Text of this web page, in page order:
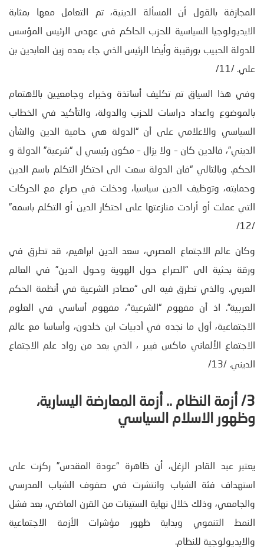
المجازفة بالقول أن المسألة الدينية، تم التعامل معها بمثابة
الايديولوجيا السياسية للحزب الحاكم في عهدي الرئيس المؤسس
للدولة الحبيب بورقيبة وأيضا الرئيس الذي جاء بعده زين العابدين بن
علي. /11/
وفي هذا السياق تم تكليف أساتذة وخبراء وجامعيين بالاهتمام
بالموضوع واعداد دراسات للحزب والدولة، والتأكيد في الخطاب
السياسي والاعلامي على أن “الدولة هي حامية الدين والشأن
الديني”، فالدين كان – ولا يزال – مكون رئيسي ل “شرعية” الدولة و
الحكم. وبالتالي “فان الدولة سعت الى احتكار التكلم باسم الدين
وحمايته، وتوظيف الدين سياسيا، ودخلت في صراع مع الحركات
التي عملت أو أرادت منازعتها على احتكار الدين أو التكلم باسمه”
/12/
وكان عالم الاجتماع المصري، سعد الدين ابراهيم، قد تطرق في
ورقة بحثية الى “الصراع حول الهوية وحول الدين” في العالم
العربي. والذي تطرق فيه الى “مصادر الشرعية في أنظمة الحكم
العربية”. اذ أن مفهوم “الشرعية”، مفهوم أساسي في العلوم
الاجتماعية، أول ما نجده في أدبيات ابن خلدون، وأساسا مع عالم
الاجتماع الألماني ماكس فيبر ، الذي يعد من رواد علم الاجتماع
الديني. /13/
3/ أزمة النظام .. أزمة المعارضة اليسارية،
وظهور الاسلام السياسي
يعتبر عبد القادر الزغل، أن ظاهرة “عودة المقدس” ركزت على
استهداف فئة الشباب وانتشرت في صفوف الشباب المدرسي
والجامعي، وذلك خلال نهاية الستينات من القرن الماضي، بعد فشل
النمط التنموي وبداية ظهور مؤشرات الأزمة الاجتماعية
والايديولوجية للنظام.